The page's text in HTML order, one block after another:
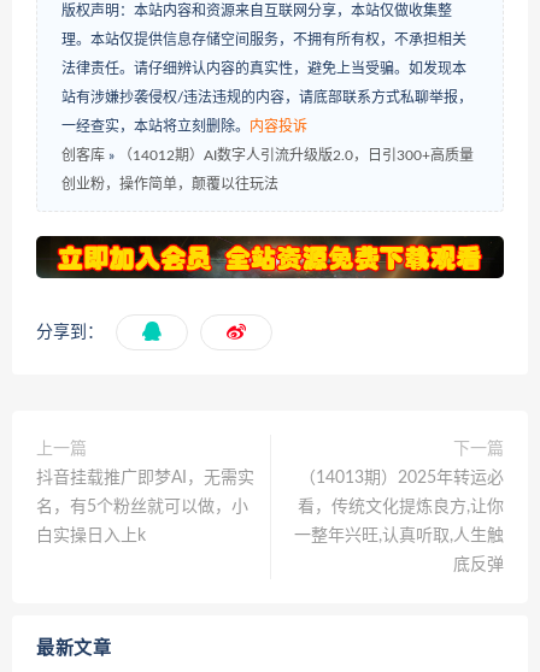
版权声明：本站内容和资源来自互联网分享，本站仅做收集整
理。本站仅提供信息存储空间服务，不拥有所有权，不承担相关
法律责任。请仔细辨认内容的真实性，避免上当受骗。如发现本
站有涉嫌抄袭侵权/违法违规的内容，请底部联系方式私聊举报，
一经查实，本站将立刻删除。 内容投诉
创客库 »
（14012期）AI数字人引流升级版2.0，日引300+高质量
创业粉，操作简单，颠覆以往玩法
分享到：
上一篇
抖音挂载推广即梦AI，无需实
名，有5个粉丝就可以做，小
白实操日入上k
下一篇
（14013期）2025年转运必
看，传统文化提炼良方,让你
一整年兴旺,认真听取,人生触
底反弹
最新文章